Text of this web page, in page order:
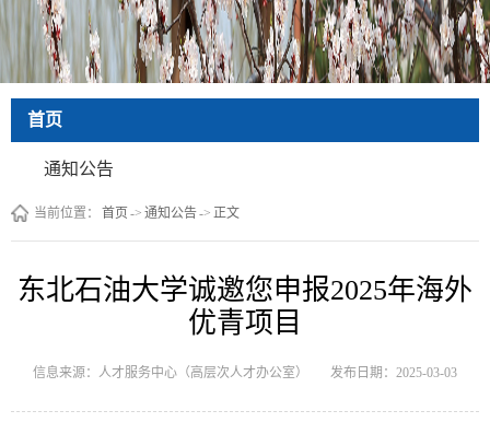
首页
通知公告
当前位置： 首页 -> 通知公告-> 正文
东北石油大学诚邀您申报2025年海外
优青项目
信息来源：人才服务中心（高层次人才办公室） 发布日期：2025-03-03